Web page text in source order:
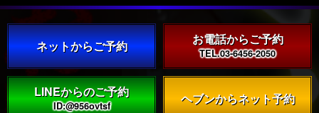
ホテル
Twitter Q&A 問い合わせ 求人
ネットからご予約 お電話からご予約
TEL.03-6456-2050
LINEからのご予約
ID:@956ovtsf ヘブンからネット予約